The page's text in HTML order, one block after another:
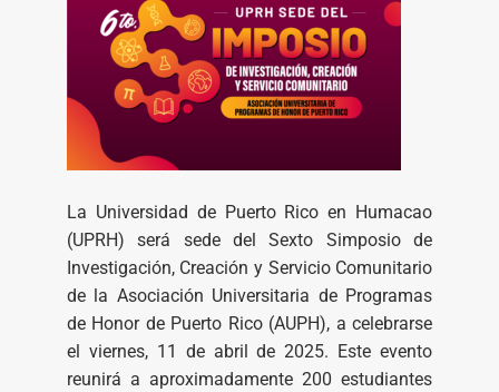
La Universidad de Puerto Rico en Humacao
(UPRH) será sede del Sexto Simposio de
Investigación, Creación y Servicio Comunitario
de la Asociación Universitaria de Programas
de Honor de Puerto Rico (AUPH), a celebrarse
el viernes, 11 de abril de 2025. Este evento
reunirá a aproximadamente 200 estudiantes